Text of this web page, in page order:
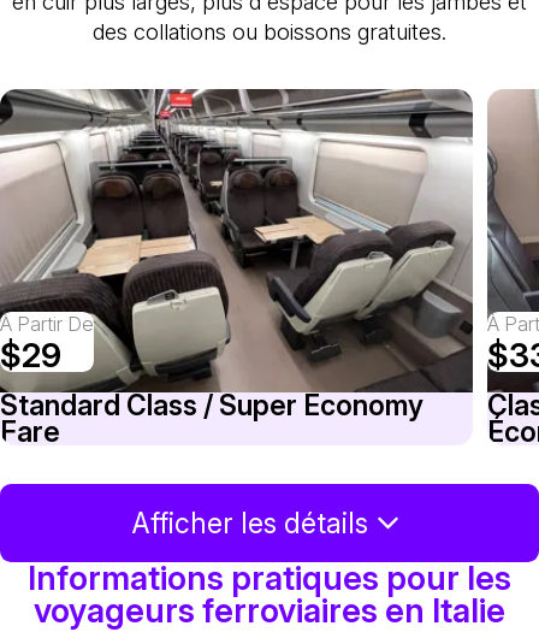
des collations ou boissons gratuites.
À Partir De
$29
Standard Class / Super Economy
Fare
À
Afficher les détails
Informations pratiques pour les
voyageurs ferroviaires en Italie